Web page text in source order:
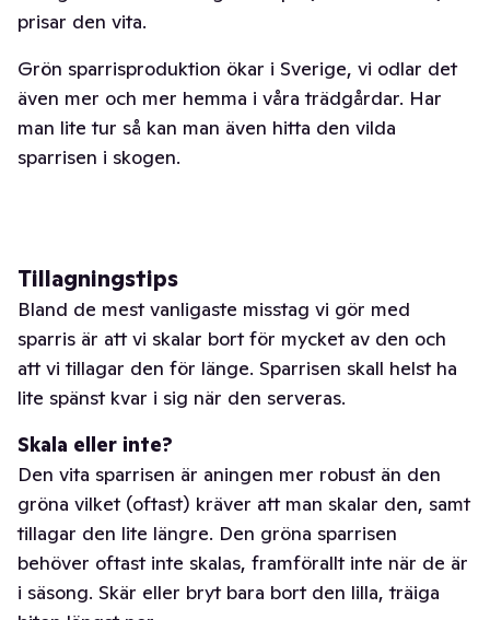
prisar den vita.
Grön sparrisproduktion ökar i Sverige, vi odlar det
även mer och mer hemma i våra trädgårdar. Har
man lite tur så kan man även hitta den vilda
sparrisen i skogen.
Tillagningstips
Bland de mest vanligaste misstag vi gör med
sparris är att vi skalar bort för mycket av den och
att vi tillagar den för länge. Sparrisen skall helst ha
lite spänst kvar i sig när den serveras.
Skala eller inte?
Den vita sparrisen är aningen mer robust än den
gröna vilket (oftast) kräver att man skalar den, samt
tillagar den lite längre. Den gröna sparrisen
behöver oftast inte skalas, framförallt inte när de är
i säsong. Skär eller bryt bara bort den lilla, träiga